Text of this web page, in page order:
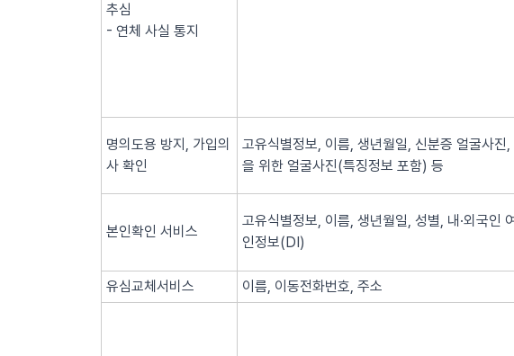
추심
- 연체 사실 통지
명의도용 방지, 가입의
사 확인
고유식별정보, 이름, 생년월일, 신분증 얼굴사
을 위한 얼굴사진(특징정보 포함) 등
본인확인 서비스
고유식별정보, 이름, 생년월일, 성별, 내·외국인
인정보(DI)
유심교체서비스 이름, 이동전화번호, 주소